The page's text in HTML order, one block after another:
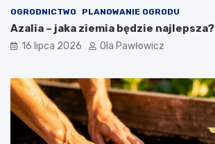
OGRODNICTWO PLANOWANIE OGRODU
Azalia – jaka ziemia będzie najlepsza?
16 lipca 2026 Ola Pawłowicz